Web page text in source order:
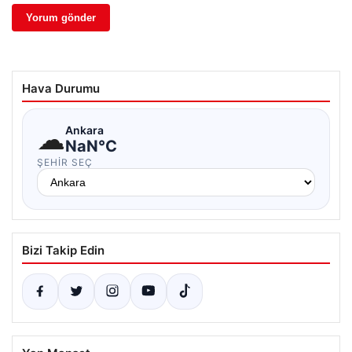
Hava Durumu
☁Ankara
NaN°C
ŞEHIR SEÇ
Bizi Takip Edin